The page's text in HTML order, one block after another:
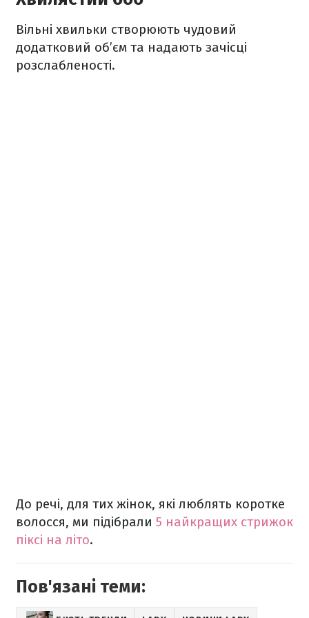
Вільні хвильки створюють чудовий
додатковий об’єм та надають зачісці
розслабленості.
До речі, для тих жінок, які люблять коротке
волосся, ми підібрали 5 найкращих стрижок
піксі на літо.
Пов'язані теми: